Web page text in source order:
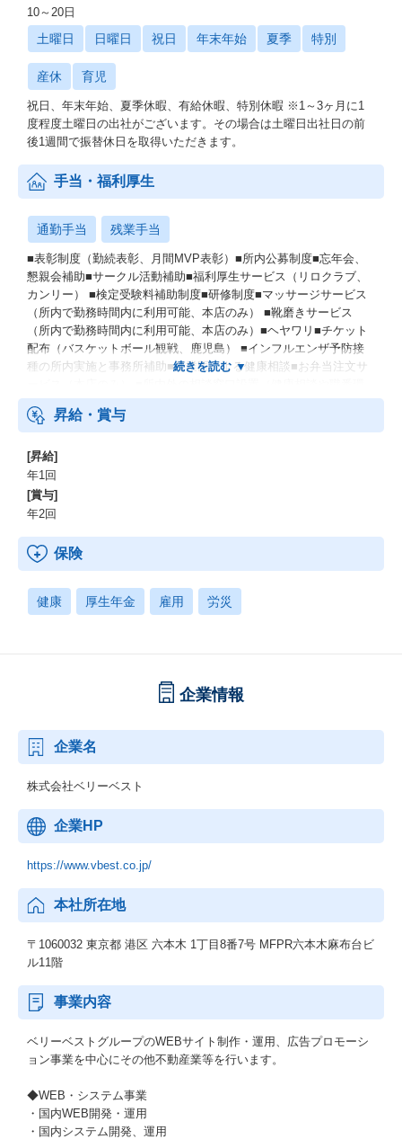
10～20日
土曜日 日曜日 祝日 年末年始 夏季 特別
産休 育児
祝日、年末年始、夏季休暇、有給休暇、特別休暇 ※1～3ヶ月に1
度程度土曜日の出社がございます。その場合は土曜日出社日の前
後1週間で振替休日を取得いただきます。
手当・福利厚生
通勤手当 残業手当
■表彰制度（勤続表彰、月間MVP表彰）■所内公募制度■忘年会、
懇親会補助■サークル活動補助■福利厚生サービス（リロクラブ、
カンリー） ■検定受験料補助制度■研修制度■マッサージサービス
（所内で勤務時間内に利用可能、本店のみ） ■靴磨きサービス
（所内で勤務時間内に利用可能、本店のみ）■ヘヤワリ■チケット
配布（バスケットボール観戦、鹿児島） ■インフルエンザ予防接
種の所内実施と事務所補助■産業医による健康相談■お弁当注文サ
境に関して匿名で相談できる環境となっています）
昇給・賞与
[昇給]
年1回
[賞与]
年2回
保険
健康 厚生年金 雇用 労災
企業情報
企業名
株式会社ベリーベスト
企業HP
https://www.vbest.co.jp/
本社所在地
〒1060032 東京都 港区 六本木 1丁目8番7号 MFPR六本木麻布台ビ
ル11階
事業内容
ベリーベストグループのWEBサイト制作・運用、広告プロモーシ
ョン事業を中心にその他不動産業等を行います。
◆WEB・システム事業
・国内WEB開発・運用
・国内システム開発、運用